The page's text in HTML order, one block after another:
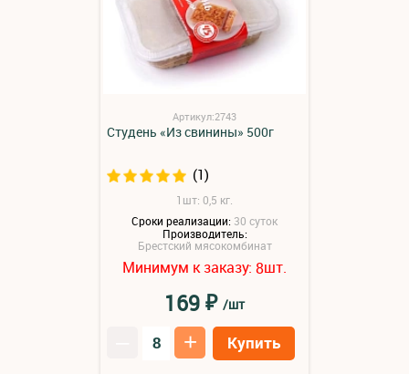
Артикул:2743
Студень «Из свинины» 500г
(1)
1шт: 0,5 кг.
Сроки реализации: 30 суток
Производитель:
Брестский мясокомбинат
Минимум к заказу: 8шт.
169₽ /шт
+ Купить